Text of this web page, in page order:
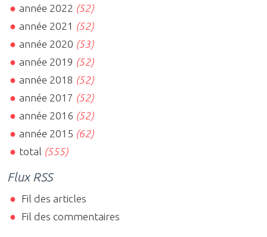
année 2022 (52)
année 2021 (52)
année 2020 (53)
année 2019 (52)
année 2018 (52)
année 2017 (52)
année 2016 (52)
année 2015 (62)
total (555)
Flux RSS
Fil des articles
Fil des commentaires